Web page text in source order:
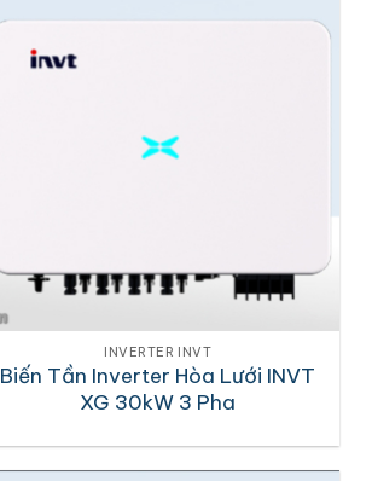
INVERTER INVT
Biến Tần Inverter Hòa Lưới INVT
XG 30kW 3 Pha